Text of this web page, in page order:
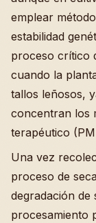
emplear
estabilidad
proceso crítico
cuando la
tallos leñosos,
concentran los
terapéutico
Una vez
proceso de
degradación de
procesamiento